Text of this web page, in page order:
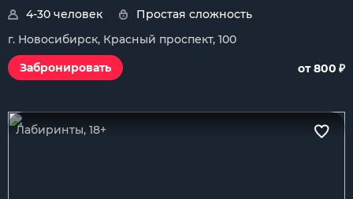
4-30 человек
Простая сложность
г. Новосибирск, Красный проспект, 100
Забронировать
от 800 ₽
Лабиринты, 18+